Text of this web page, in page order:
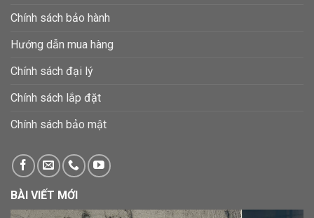
Chính sách bảo hành
Hướng dẫn mua hàng
Chính sách đại lý
Chính sách lắp đặt
Chính sách bảo mật
BÀI VIẾT MỚI